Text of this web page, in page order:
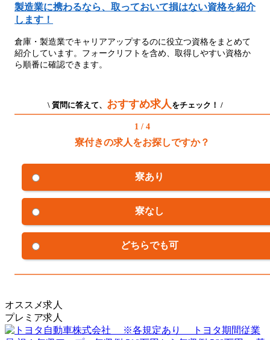
製造業に携わるなら、取っておいて損はない資格を紹介
します！
倉庫・製造業でキャリアアップするのに役立つ資格をまとめて
紹介しています。フォークリフトを含め、取得しやすい資格か
ら順番に確認できます。
\ 質問に答えて、 おすすめ求人 をチェック！ /
1 / 4
寮付きの求人をお探しですか？
寮あり
寮なし
どちらでも可
オススメ求人
プレミア求人